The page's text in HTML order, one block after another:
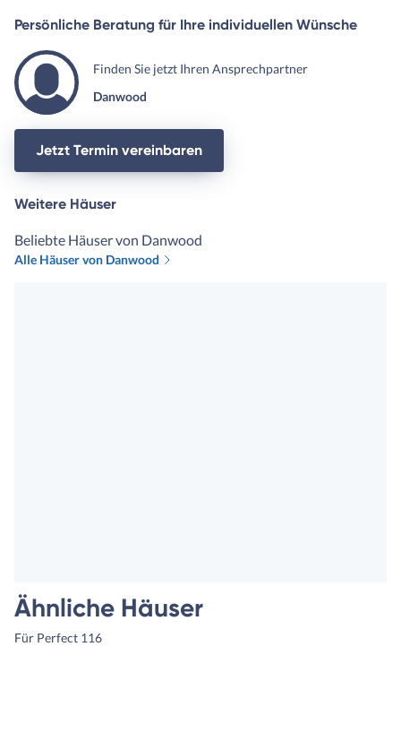
Persönliche Beratung für Ihre individuellen Wünsche
Finden Sie jetzt Ihren Ansprechpartner
Danwood
Jetzt Termin vereinbaren
Weitere Häuser
Beliebte Häuser von Danwood
Alle Häuser von Danwood
Ähnliche Häuser
Für Perfect 116